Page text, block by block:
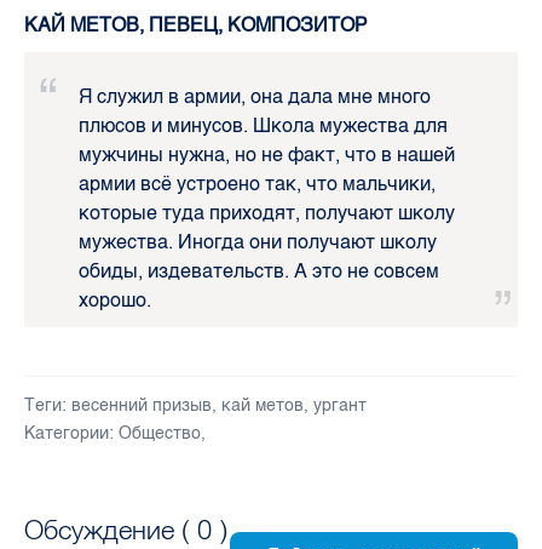
КАЙ МЕТОВ, ПЕВЕЦ, КОМПОЗИТОР
Я служил в армии, она дала мне много
плюсов и минусов. Школа мужества для
мужчины нужна, но не факт, что в нашей
армии всё устроено так, что мальчики,
которые туда приходят, получают школу
мужества. Иногда они получают школу
обиды, издевательств. А это не совсем
хорошо.
Теги: весенний призыв, кай метов, ургант
Категории: Общество,
Обсуждение ( 0 )